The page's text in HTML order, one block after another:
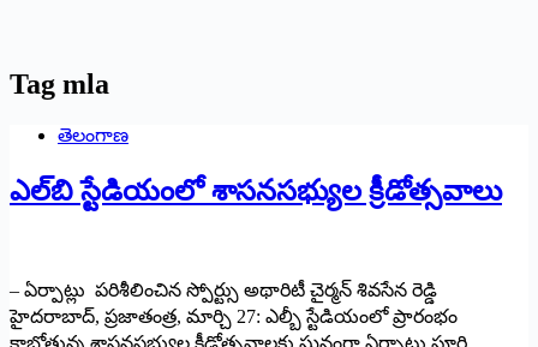
Tag mla
తెలంగాణ
ఎల్‌బి స్టేడియంలో శాసనసభ్యుల క్రీడోత్సవాలు
– ఏర్పాట్లు పరిశీలించిన స్పోర్ట్సు అథారిటీ చైర్మన్‌ ‌శివసేన రెడ్డి
హైదరాబాద్‌,‌ ప్రజాతంత్ర, మార్చి 27: ఎల్బీ స్టేడియంలో ప్రారంభం
కాబోతున్న శాసనసభ్యుల క్రీడోత్సవాలకు ఘనంగా ఏర్పాట్లు పూర్తి